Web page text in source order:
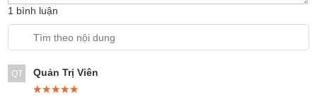
1 bình luận
QT Quản Trị Viên
★★★★★
★★★★★
★★★★★